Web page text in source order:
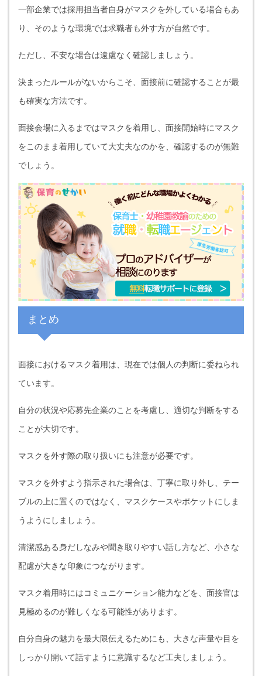
一部企業では採用担当者自身がマスクを外している場合もあ
り、そのような環境では求職者も外す方が自然です。
ただし、不安な場合は遠慮なく確認しましょう。
決まったルールがないからこそ、面接前に確認することが最
も確実な方法です。
面接会場に入るまではマスクを着用し、面接開始時にマスク
をこのまま着用していて大丈夫なのかを、確認するのが無難
でしょう。
まとめ
面接におけるマスク着用は、現在では個人の判断に委ねられ
ています。
自分の状況や応募先企業のことを考慮し、適切な判断をする
ことが大切です。
マスクを外す際の取り扱いにも注意が必要です。
マスクを外すよう指示された場合は、丁寧に取り外し、テー
ブルの上に置くのではなく、マスクケースやポケットにしま
うようにしましょう。
清潔感ある身だしなみや聞き取りやすい話し方など、小さな
配慮が大きな印象につながります。
マスク着用時にはコミュニケーション能力などを、面接官は
見極めるのが難しくなる可能性があります。
自分自身の魅力を最大限伝えるためにも、大きな声量や目を
しっかり開いて話すように意識するなど工夫しましょう。